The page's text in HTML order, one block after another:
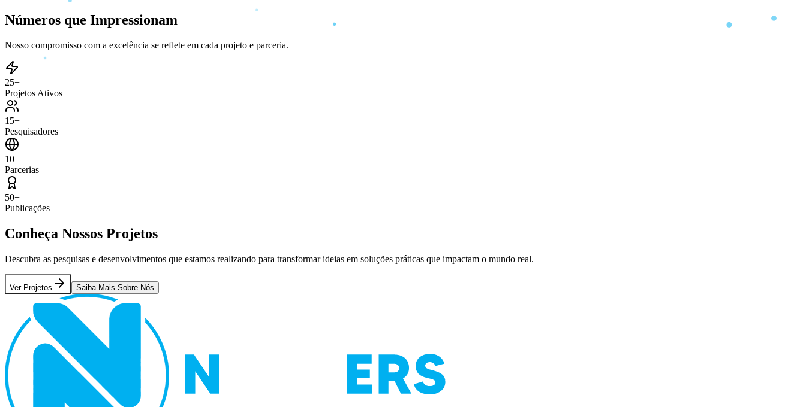
Números que Impressionam
Nosso compromisso com a excelência se reflete em cada projeto e parceria.
25+
Projetos Ativos
15+
Pesquisadores
10+
Parcerias
50+
Publicações
Conheça Nossos Projetos
Descubra as pesquisas e desenvolvimentos que estamos realizando para transformar ideias em soluções práticas que impactam o mundo real.
Ver Projetos Saiba Mais Sobre Nós